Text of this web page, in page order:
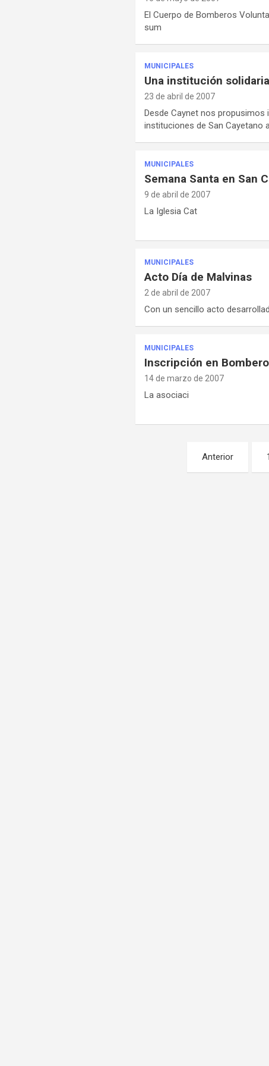
El Cuerpo de Bomberos
sum
MUNICIPALES
Una institución solidaria
23 de abril de 2007
Desde Caynet nos
instituciones de San Cayetano
MUNICIPALES
Semana Santa en San
9 de abril de 2007
La Iglesia Cat
MUNICIPALES
Acto Día de Malvinas
2 de abril de 2007
Con un sencillo acto
MUNICIPALES
Inscripción en
14 de marzo de 2007
La asociaci
Paginación
Anterior 1